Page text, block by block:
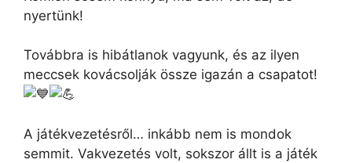
nyertünk!
Továbbra is hibátlanok vagyunk, és az ilyen
meccsek kovácsolják össze igazán a csapatot!
A játékvezetésről… inkább nem is mondok
semmit. Vakvezetés volt, sokszor állt is a játék